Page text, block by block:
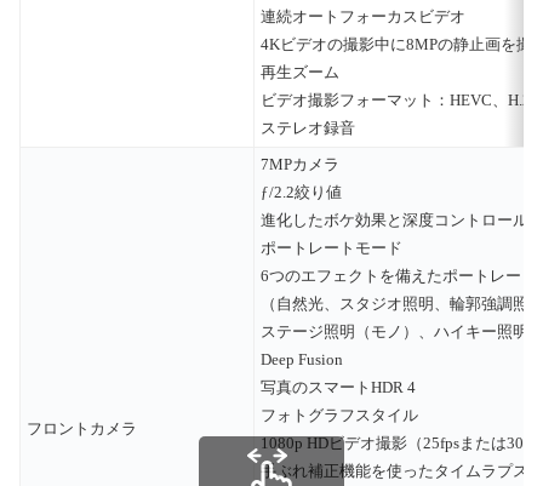
連続オートフォーカスビデオ
4Kビデオの撮影中に8MPの静止画を撮
再生ズーム
ビデオ撮影フォーマット：HEVC、
ステレオ録音
フロントカメラ
7MPカメラ
ƒ/2.2絞り値
進化したボケ効果と深度コントロール
ポートレートモード
6つのエフェクトを備えたポートレート
（自然光、スタジオ照明、輪郭強調照
ステージ照明（モノ）、ハイキー照明
Deep Fusion
写真のスマートHDR 4
フォトグラフスタイル
1080p HDビデオ撮影（25fpsまたは
手ぶれ補正機能を使ったタイムラプス